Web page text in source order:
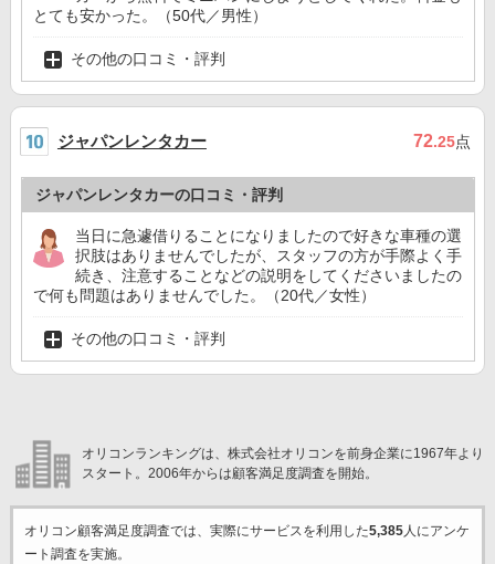
とても安かった。（50代／男性）
その他の口コミ・評判
ジャパンレンタカー 72.25点
ジャパンレンタカーの口コミ・評判
当日に急遽借りることになりましたので好きな車種の選
択肢はありませんでしたが、スタッフの方が手際よく手
続き、注意することなどの説明をしてくださいましたの
で何も問題はありませんでした。（20代／女性）
その他の口コミ・評判
オリコンランキングは、株式会社オリコンを前身企業に1967年より
スタート。2006年からは顧客満足度調査を開始。
オリコン顧客満足度調査では、実際にサービスを利用した5,385人にアンケ
ート調査を実施。